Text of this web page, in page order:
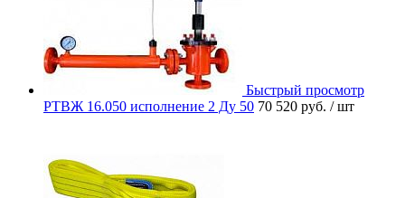
Быстрый просмотр
РТВЖ 16.050 исполнение 2 Ду 50 70 520 руб. / шт